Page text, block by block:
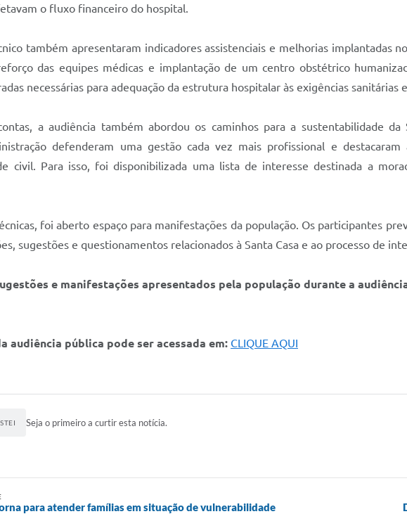
o fluxo financeiro do hospital.
também apresentaram indicadores assistenciais e melhorias implantadas
das equipes médicas e implantação de um centro obstétrico
necessárias para adequação da estrutura hospitalar às exigências sanitárias
a audiência também abordou os caminhos para a sustentabilidade da
defenderam uma gestão cada vez mais profissional e
civil. Para isso, foi disponibilizada uma lista de interesse destinada a
foi aberto espaço para manifestações da população. Os participantes
sugestões e questionamentos relacionados à Santa Casa e ao processo de
e manifestações apresentados pela população durante a
audiência pública pode ser acessada em: CLIQUE AQUI
Seja o primeiro a curtir esta notícia.
para atender famílias em situação de vulnerabilidade